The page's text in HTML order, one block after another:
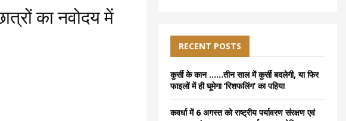
का नवोदय में
f
o
r
C
RECENT POSTS
कुर्सी के कान ……तीन साल में कुर्सी बदलेगी, या फिर
फाइलों में ही घूमेगा ‘रिशफलिंग’ का पहिया
कवर्धा में 6 अगस्त को राष्ट्रीय पर्यावरण संरक्षण एवं